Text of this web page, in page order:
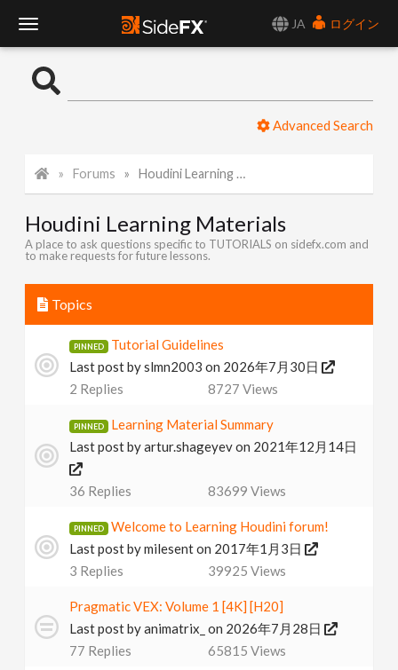
JA
ログイン
o
l
N
Advanced Search
Forums Houdini Learning Materials
Houdini Learning Materials
A place to ask questions specific to TUTORIALS on sidefx.com and
to make requests for future lessons.
Topics
Tutorial Guidelines
Last post byslmn2003 on 2026年7月30日
2 Replies 8727 Views
Learning Material Summary
Last post byartur.shageyevon 2021年12月14日
36 Replies 83699 Views
Welcome to Learning Houdini forum!
Last post bymilesenton 2017年1月3日
3 Replies 39925 Views
Pragmatic VEX: Volume 1 [4K] [H20]
Last post byanimatrix_ on 2026年7月28日
77 Replies 65815 Views